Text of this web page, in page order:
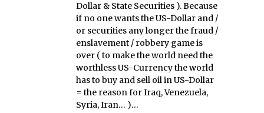
Dollar & State Securities ). Because
if no one wants the US-Dollar and /
or securities any longer the fraud /
enslavement / robbery game is
over ( to make the world need the
worthless US-Currency the world
has to buy and sell oil in US-Dollar
= the reason for Iraq, Venezuela,
Syria, Iran… )…